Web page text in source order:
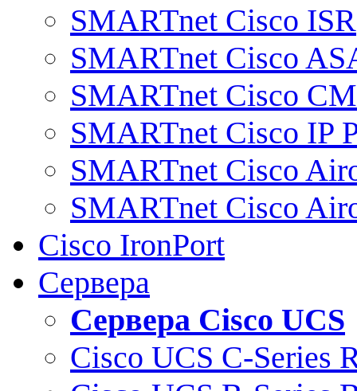
SMARTnet Cisco ISR
SMARTnet Cisco
SMARTnet Cisco
SMARTnet Cisco IP
SMARTnet Cisco
SMARTnet Cisco
Cisco IronPort
Сервера
Сервера Cisco UCS
Cisco UCS C-Series